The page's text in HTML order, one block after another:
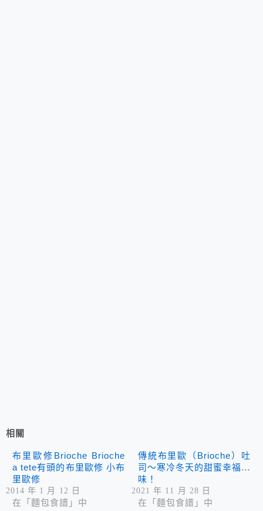
相關
布里歐修Brioche Brioche
a tete有頭的布里歐修 小布
里歐修
2014 年 1 月 12 日
在「麵包食譜」中
傳統布里歐（Brioche）吐
司～寒冷冬天的甜蜜幸福滋
味！
2021 年 11 月 28 日
在「麵包食譜」中